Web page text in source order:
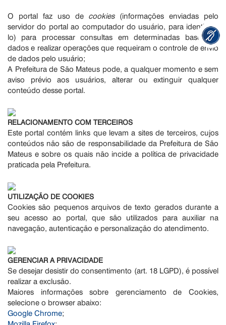
O portal faz uso de cookies(informações enviadas pelo
servidor do portal ao computador do usuário, para identificá-
lo) para processar consultas em determinadas bases de
dados e realizar operações que requeiram o controle de envio
de dados pelo usuário;
A Prefeitura de São Mateus pode, a qualquer momento e sem
aviso prévio aos usuários, alterar ou extinguir qualquer
conteúdo desse portal.
RELACIONAMENTO COM TERCEIROS
Este portal contém links que levam a sites de terceiros, cujos
conteúdos não são de responsabilidade da Prefeitura de São
Mateus e sobre os quais não incide a política de privacidade
praticada pela Prefeitura.
UTILIZAÇÃO DE COOKIES
Cookies são pequenos arquivos de texto gerados durante a
seu acesso ao portal, que são utilizados para auxiliar na
navegação, autenticação e personalização do atendimento.
GERENCIAR A PRIVACIDADE
Se desejar desistir do consentimento (art. 18 LGPD), é possível
realizar a exclusão.
Maiores informações sobre gerenciamento de Cookies,
selecione o browser abaixo:
Google Chrome;